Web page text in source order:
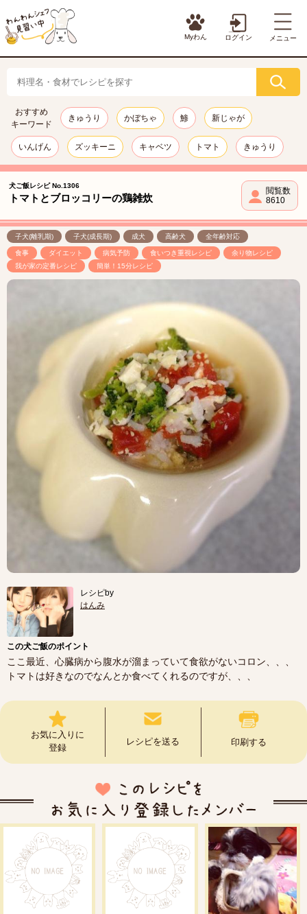
Myわん ログイン メニュー
おすすめ
キーワード
きゅうり かぼちゃ 鯵 新じゃが
いんげん ズッキーニ キャベツ トマト きゅうり
犬ご飯レシピ No.1306
トマトとブロッコリーの鶏雑炊
閲覧数
8610
子犬(離乳期) 子犬(成長期) 成犬 高齢犬 全年齢対応
食事 ダイエット 病気予防 食いつき重視レシピ
余り物レシピ
我が家の定番レシピ
簡単！15分レシピ
レシピby
はんみ
この犬ご飯のポイント
ここ最近、心臓病から腹水が溜まっていて食欲がないコロン、、、
トマトは好きなのでなんとか食べてくれるのですが、、、
お気に入りに
登録
レシピを送る 印刷する